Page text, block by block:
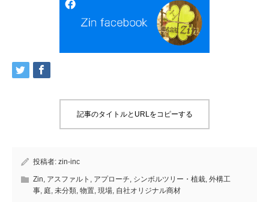
記事のタイトルとURLをコピーする
投稿者: zin-inc
Zin, アスファルト , アプローチ, シンボルツリー・植栽, 外構工
事, 庭, 未分類, 物置, 現場, 自社オリジナル商材